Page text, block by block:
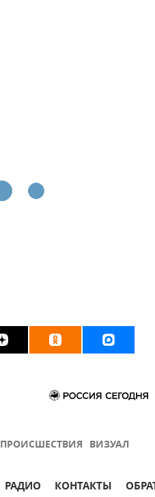
ПРОИСШЕСТВИЯ ВИЗУАЛ
РАДИО КОНТАКТЫ